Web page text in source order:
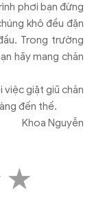
phơi bạn đừng
khô đều đặn
Trong trường
hãy mang chăn
việc giặt giũ chăn
đến thế.
Khoa Nguyễn
★